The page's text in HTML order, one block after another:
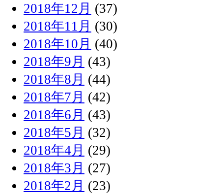
2018年12月 (37)
2018年11月 (30)
2018年10月 (40)
2018年9月 (43)
2018年8月 (44)
2018年7月 (42)
2018年6月 (43)
2018年5月 (32)
2018年4月 (29)
2018年3月 (27)
2018年2月 (23)